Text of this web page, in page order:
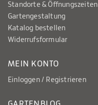
Standorte & Öffnungszeiten
Gartengestaltung
Katalog bestellen
Widerrufsformular
MEIN KONTO
Einloggen / Registrieren